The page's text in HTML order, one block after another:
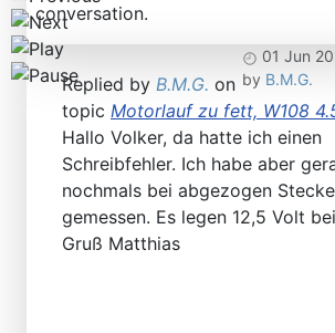
conversation.
01 Jun
by B.M.G.
Replied by B.M.G. on
topic Motorlauf zu fett, W108
Hallo Volker, da hatte ich einen
Schreibfehler. Ich habe aber
nochmals bei abgezogen
gemessen. Es legen 12,5 Volt
Gruß Matthias